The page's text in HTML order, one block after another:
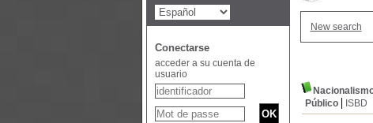
New search
Público
ISBD
Conectarse
acceder a su cuenta de
usuario